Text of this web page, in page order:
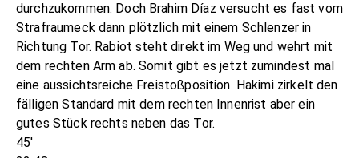
durchzukommen. Doch Brahim Díaz versucht es fast vom
Strafraumeck dann plötzlich mit einem Schlenzer in
Richtung Tor. Rabiot steht direkt im Weg und wehrt mit
dem rechten Arm ab. Somit gibt es jetzt zumindest mal
eine aussichtsreiche Freistoßposition. Hakimi zirkelt den
fälligen Standard mit dem rechten Innenrist aber ein
gutes Stück rechts neben das Tor.
45'